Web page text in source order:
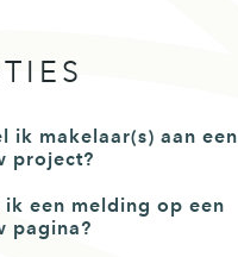
ik makelaar(s) aan een
project?
ik een melding op een
pagina?